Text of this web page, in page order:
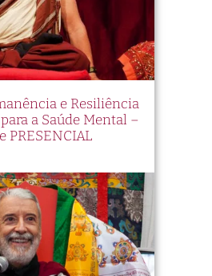
e Resiliência
a Saúde Mental –
PRESENCIAL